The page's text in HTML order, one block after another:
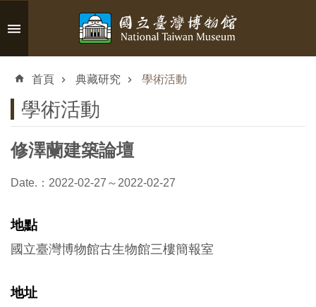
跳到主要內容區塊
搜
識
博
觀
首頁 典藏研究 學術活動
學術活動
修澤蘭建築論壇
Date.：2022-02-27～2022-02-27
地點
國立臺灣博物館古生物館三樓簡報室
地址